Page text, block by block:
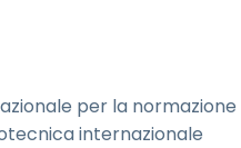
per la normazione
internazionale